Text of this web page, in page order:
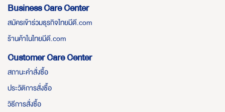
Business Care Center
สมัครเข้าร่วมธุรกิจไทยมีดี.com
ร้านค้าในไทยมีดี.com
Customer Care Center
สถานะคำสั่งซื้อ
ประวัติการสั่งซื้อ
วิธีการสั่งซื้อ